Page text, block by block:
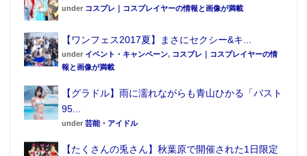
under コスプレ｜コスプレイヤーの情報と画像が満載
【ワンフェス2017夏】まさにセクシー&キ...
under イベント・キャンペーン, コスプレ｜コスプレイヤーの情
報と画像が満載
【グラドル】雨に濡れながらも青山ひかる「バスト
95...
under 芸能・アイドル
【たくさんの兎さん】秋葉原で開催された1日限定